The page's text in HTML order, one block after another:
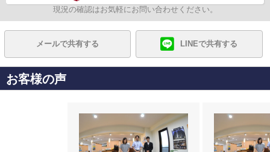
現況の確認はお気軽にお問い合わせください。
メールで共有する LINEで共有する
お客様の声